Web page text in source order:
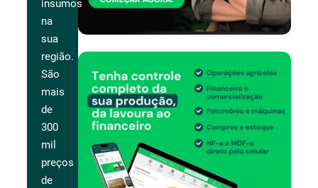
insumos
na
sua
região.
São
mais
de
300
mil
preços
de